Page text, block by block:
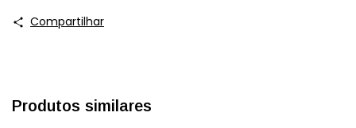
Compartilhar
Produtos similares